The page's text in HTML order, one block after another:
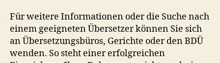
Für weitere Informationen oder die Suche nach
einem geeigneten Übersetzer können Sie sich
an Übersetzungsbüros, Gerichte oder den BDÜ
wenden. So steht einer erfolgreichen